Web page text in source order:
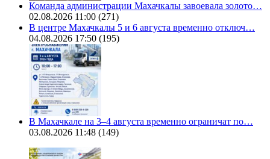
Команда администрации Махачкалы завоевала золото…
02.08.2026 11:00 (271)
В центре Махачкалы 5 и 6 августа временно отключ…
04.08.2026 17:50 (195)
В Махачкале на 3–4 августа временно ограничат по…
03.08.2026 11:48 (149)